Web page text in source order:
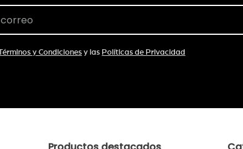
y Condiciones y las Políticas de Privacidad